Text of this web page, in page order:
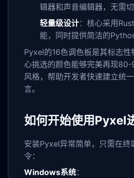
辑器和声音编辑器，无需
轻量级设计：核心采用
能，同时提供简洁的
Pyxel的16色调色板是其标志
心挑选的颜色能够完美再现
风格，帮助开发者快速建立统
言。
如何开始使用Pyxel
安装Pyxel异常简单，只需在终
令：
Windows系统：